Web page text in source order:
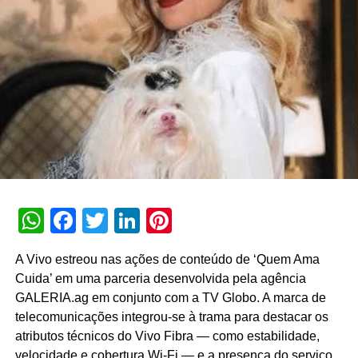
campanha “Pai, um caminho que se aprende andando”,
estrelada pelo ator Edson Celulari, de 68 anos,
acompanhado de seu filho primogênito, Enzo (29). A
comunicação explora as transformações e trocas de
experiências ao longo do crescimento dos filhos,
abordando a paternidade sem manuais rígidos.
Nos depoimentos em vídeo veiculados no Instagram,
YouTube e Facebook, o ator — pai também de Sophia
(23) e Chiara (4) — aborda a importância da convivência
aproximar o público da marca por meio de relatos sobre
rotina, aprendizados em família e companheirismo.
WhatsApp
Facebook
TwitterLinkedIn
Pinterest
A Vivo estreou nas ações de conteúdo de ‘Quem Ama
Cuida’ em uma parceria desenvolvida pela agência
GALERIA.ag em conjunto com a TV Globo. A marca de
telecomunicações integrou-se à trama para destacar os
atributos técnicos do Vivo Fibra — como estabilidade,
velocidade e cobertura Wi-Fi — e a presença do serviço